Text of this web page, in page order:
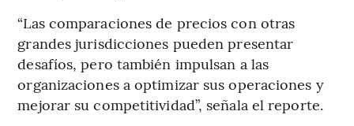
“Las comparaciones de precios con otras
grandes jurisdicciones pueden presentar
desafíos, pero también impulsan a las
organizaciones a optimizar sus operaciones y
mejorar su competitividad”, señala el reporte.